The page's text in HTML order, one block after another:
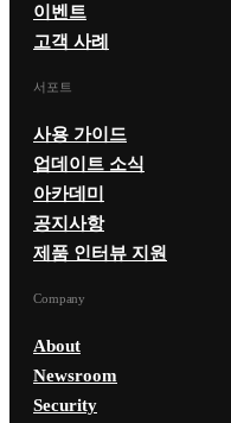
이벤트
고객 사례
서포트
사용 가이드
업데이트 소식
아카데미
공지사항
제품 인터뷰 지원
Company
About
Newsroom
Security